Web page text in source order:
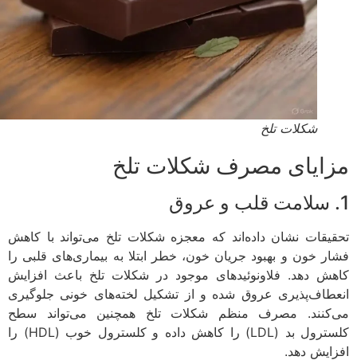
شکلات تلخ
مصرف شکلات تلخ
نشان داده‌اند که معجزه شکلات تلخ می‌تواند با کاهش
خون و بهبود جریان خون، خطر ابتلا به بیماری‌های قلبی را
دهد. فلاونوئیدهای موجود در شکلات تلخ باعث افزایش
عروق شده و از تشکیل لخته‌های خونی جلوگیری
مصرف منظم شکلات تلخ همچنین می‌تواند سطح
کلسترول بد (LDL) را کاهش داده و کلسترول خوب (HDL) را
دهد.